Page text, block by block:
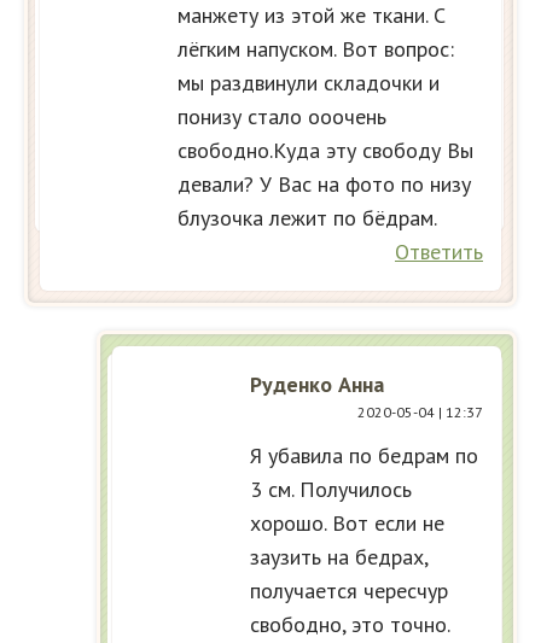
манжету из этой же ткани. С
лёгким напуском. Вот вопрос:
мы раздвинули складочки и
понизу стало ооочень
свободно.Куда эту свободу Вы
девали? У Вас на фото по низу
блузочка лежит по бёдрам.
Ответить
Руденко Анна
2020-05-04 | 12:37
Я убавила по бедрам по
3 см. Получилось
хорошо. Вот если не
заузить на бедрах,
получается чересчур
свободно, это точно.